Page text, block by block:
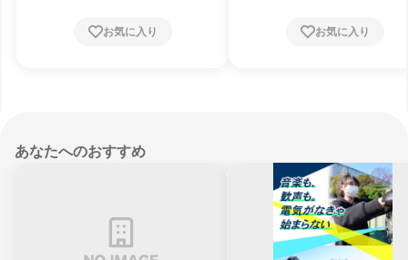
お気に入り お気に入り
あなたへのおすすめ